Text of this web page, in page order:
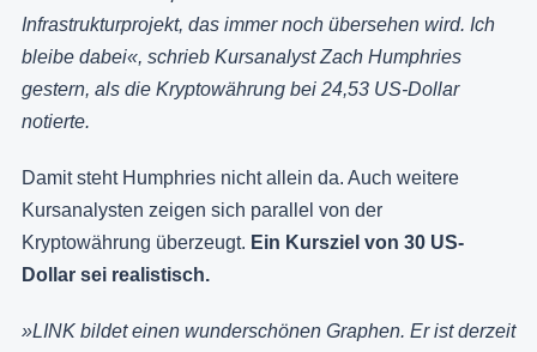
Infrastrukturprojekt, das immer noch übersehen wird. Ich
bleibe dabei«, schrieb Kursanalyst Zach Humphries
gestern, als die Kryptowährung bei 24,53 US-Dollar
notierte.
Damit steht Humphries nicht allein da. Auch weitere
Kursanalysten zeigen sich parallel von der
Kryptowährung überzeugt. Ein Kursziel von 30 US-
Dollar sei realistisch.
»LINK bildet einen wunderschönen Graphen. Er ist derzeit